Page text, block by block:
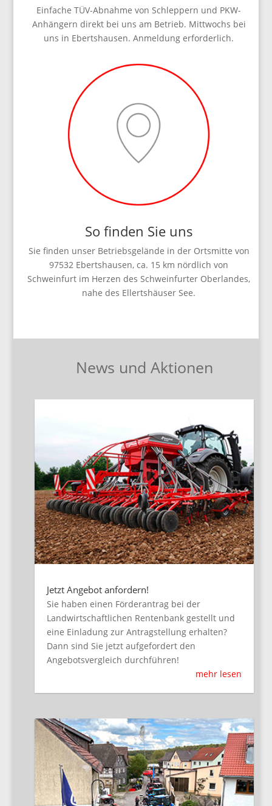
Einfache TÜV-Abnahme von Schleppern und PKW-
Anhängern direkt bei uns am Betrieb. Mittwochs bei
uns in Ebertshausen. Anmeldung erforderlich.
So finden Sie uns
Sie finden unser Betriebsgelände in der Ortsmitte von
97532 Ebertshausen, ca. 15 km nördlich von
Schweinfurt im Herzen des Schweinfurter Oberlandes,
nahe des Ellertshäuser See.
News und Aktionen
Jetzt Angebot anfordern!
Sie haben einen Förderantrag bei der
Landwirtschaftlichen Rentenbank gestellt und
eine Einladung zur Antragstellung erhalten?
Dann sind Sie jetzt aufgefordert den
Angebotsvergleich durchführen!
mehr lesen